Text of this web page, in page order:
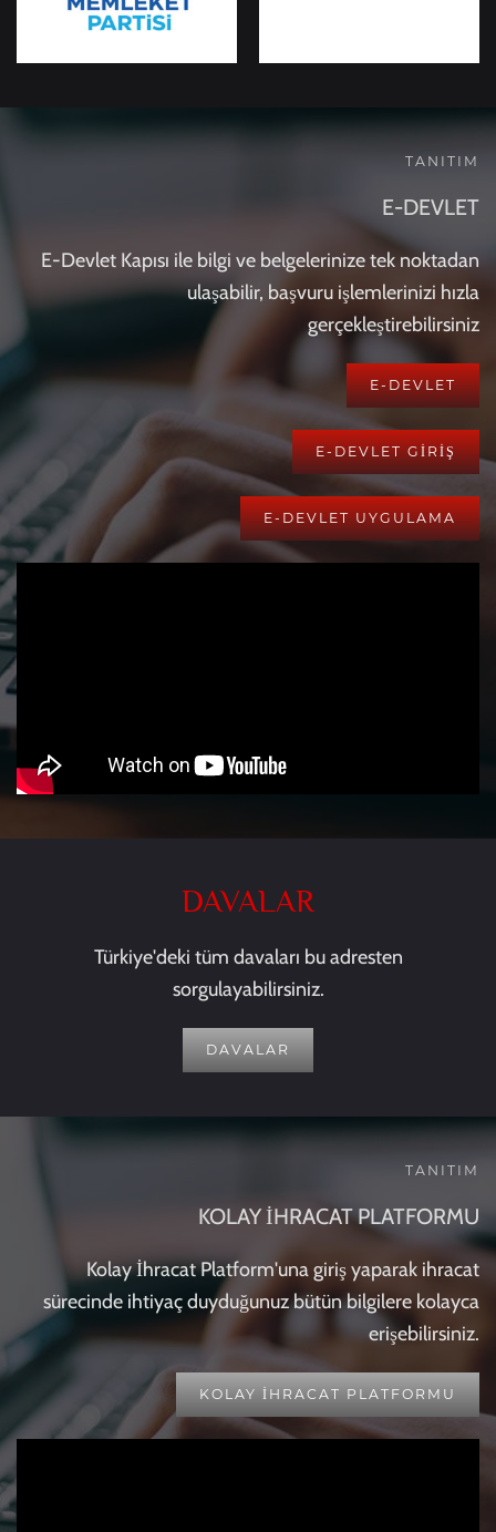
TANITIM
E-DEVLET
E-Devlet Kapısı ile bilgi ve belgelerinize tek noktadan
ulaşabilir, başvuru işlemlerinizi hızla
gerçekleştirebilirsiniz
E-DEVLET
E-DEVLET GİRİŞ
E-DEVLET UYGULAMA
DAVALAR
Türkiye'deki tüm davaları bu adresten
sorgulayabilirsiniz.
DAVALAR
TANITIM
KOLAY İHRACAT PLATFORMU
Kolay İhracat Platform'una giriş yaparak ihracat
sürecinde ihtiyaç duyduğunuz bütün bilgilere kolayca
erişebilirsiniz.
KOLAY İHRACAT PLATFORMU